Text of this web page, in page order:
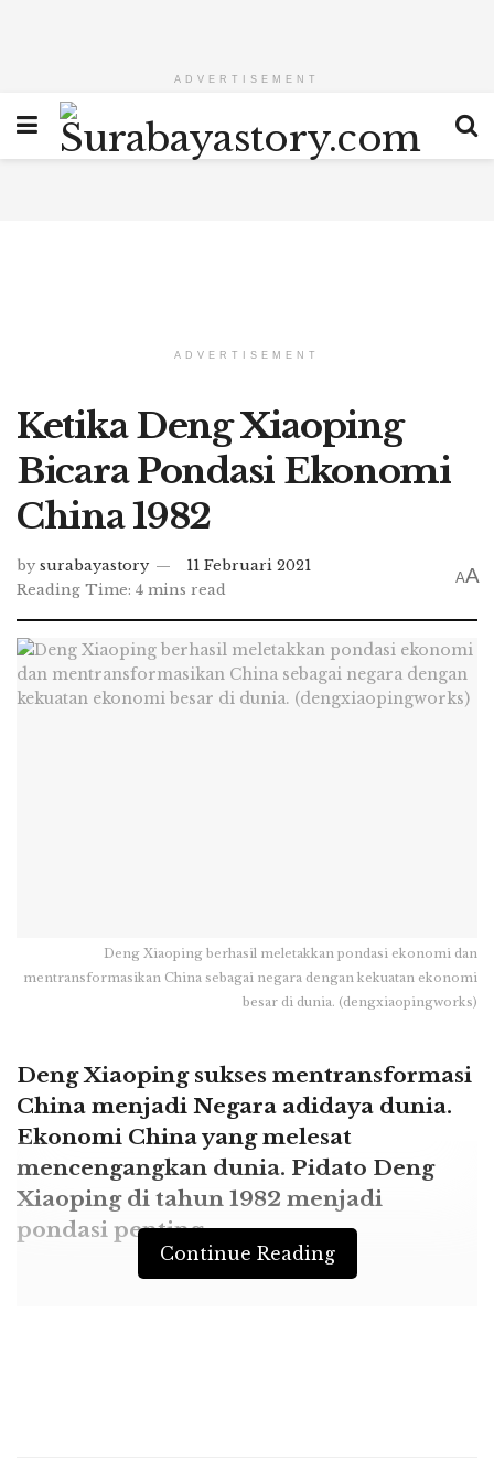
ADVERTISEMENT
ADVERTISEMENT
Ketika Deng Xiaoping
Bicara Pondasi Ekonomi
China 1982
by surabayastory
11 Februari 2021
Reading Time: 4 mins read
AA
Deng Xiaoping berhasil meletakkan pondasi ekonomi dan
mentransformasikan China sebagai negara dengan kekuatan ekonomi
besar di dunia. (dengxiaopingworks)
Deng Xiaoping sukses mentransformasi
China menjadi Negara adidaya dunia.
Ekonomi China yang melesat
mencengangkan dunia. Pidato Deng
Xiaoping di tahun 1982 menjadi
pondasi penting.
Continue Reading